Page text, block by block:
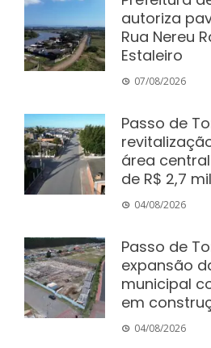
autoriza
Rua Nereu
Estaleiro
07/08/2026
Passo de
área
de R$ 2,7
04/08/2026
Passo de
expansão
municipal
em
04/08/2026